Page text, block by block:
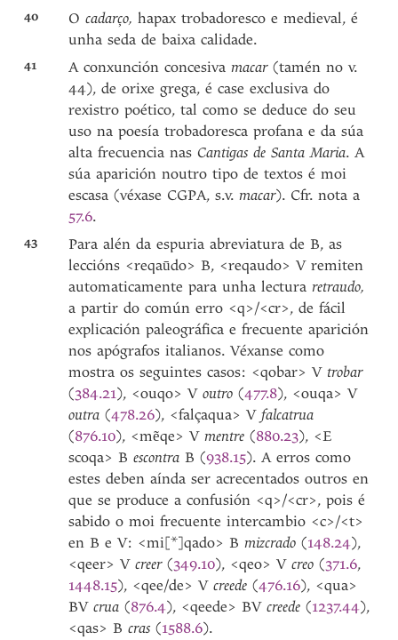
40 Ocadarço,hapax trobadoresco e medieval, é
unha seda de baixa calidade.
41 A conxunción concesivamacar(tamén no v.
44), de orixe grega, é case exclusiva do
rexistro poético, tal como se deduce do seu
uso na poesía trobadoresca profana e da súa
alta frecuencia nasCantigas de Santa Maria. A
súa aparición noutro tipo de textos é moi
escasa (véxase CGPA, s.v.macar). Cfr. nota a
57.6.
43
Para alén da espuria abreviatura de B, as
leccións <reqaūdo> B, <reqaudo> V remiten
automaticamente para unha lecturaretraudo,
a partir do común erro <q>/<cr>, de fácil
explicación paleográfica e frecuente aparición
nos apógrafos italianos. Véxanse como
mostra os seguintes casos: <qobar> Vtrobar
(384.21), <ouqo> Voutro(477.8), <ouqa> V
outra (478.26), <falçaqua> Vfalcatrua
(876.10), <mẽqe> Vmentre(880.23), <E
scoqa> BescontraB (938.15). A erros como
estes deben aínda ser acrecentados outros en
que se produce a confusión <q>/<cr>, pois é
sabido o moi frecuente intercambio <c>/<t>
en B e V: <mi[*]qado> Bmizcrado(148.24),
<qeer> Vcreer(349.10), <qeo> Vcreo(371.6,
1448.15), <qee/de> Vcreede (476.16), <qua>
BVcrua(876.4), <qeede> BVcreede(1237.44),
<qas> Bcras(1588.6).